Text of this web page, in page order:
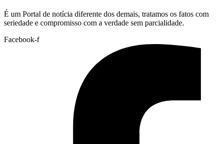
É um Portal de notícia diferente dos demais, tratamos os fatos com
seriedade e compromisso com a verdade sem parcialidade.
Facebook-f